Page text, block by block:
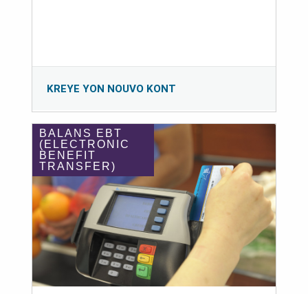
KREYE YON NOUVO KONT
BALANS EBT
(ELECTRONIC
BENEFIT
TRANSFER)